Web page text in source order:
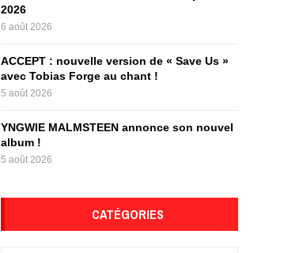
2026
6 août 2026
ACCEPT : nouvelle version de « Save Us »
avec Tobias Forge au chant !
5 août 2026
YNGWIE MALMSTEEN annonce son nouvel
album !
5 août 2026
CATÉGORIES